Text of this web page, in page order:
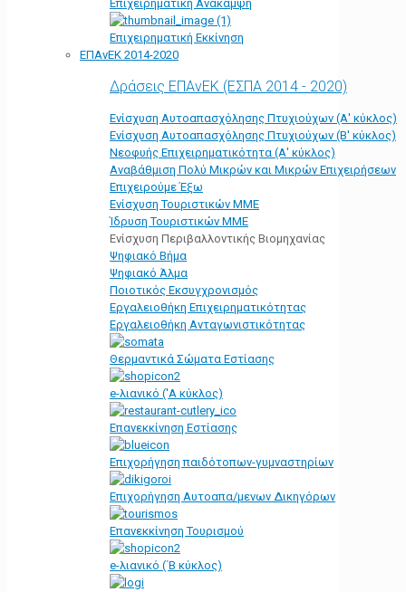
Επιχειρηματική Ανάκαμψη
Επιχειρηματική Εκκίνηση
ΕΠΑνΕΚ 2014-2020
Δράσεις ΕΠΑνΕΚ (ΕΣΠΑ 2014 - 2020)
Ενίσχυση Αυτοαπασχόλησης Πτυχιούχων (Α' κύκλος)
Ενίσχυση Αυτοαπασχόλησης Πτυχιούχων (Β' κύκλος)
Νεοφυής Επιχειρηματικότητα (Α' κύκλος)
Αναβάθμιση Πολύ Μικρών και Μικρών Επιχειρήσεων
Επιχειρούμε Έξω
Ενίσχυση Τουριστικών ΜΜΕ
Ίδρυση Τουριστικών ΜΜΕ
Ενίσχυση Περιβαλλοντικής Βιομηχανίας
Ψηφιακό Βήμα
Ψηφιακό Άλμα
Ποιοτικός Εκσυγχρονισμός
Εργαλειοθήκη Eπιχειρηματικότητας
Εργαλειοθήκη Ανταγωνιστικότητας
Θερμαντικά Σώματα Εστίασης
e-λιανικό ('Α κύκλος)
Επανεκκίνηση Εστίασης
Επιχορήγηση παιδότοπων-γυμναστηρίων
Επιχορήγηση Αυτοαπα/μενων Δικηγόρων
Επανεκκίνηση Τουρισμού
e-λιανικό (΄Β κύκλος)